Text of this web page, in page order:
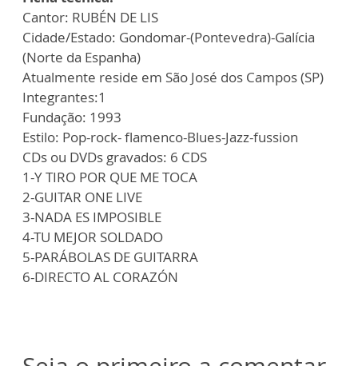
Cantor: RUBÉN DE LIS
Cidade/Estado: Gondomar-(Pontevedra)-Galícia
(Norte da Espanha)
Atualmente reside em São José dos Campos (SP)
Integrantes:1
Fundação: 1993
Estilo: Pop-rock- flamenco-Blues-Jazz-fussion
CDs ou DVDs gravados: 6 CDS
1-Y TIRO POR QUE ME TOCA
2-GUITAR ONE LIVE
3-NADA ES IMPOSIBLE
4-TU MEJOR SOLDADO
5-PARÁBOLAS DE GUITARRA
6-DIRECTO AL CORAZÓN